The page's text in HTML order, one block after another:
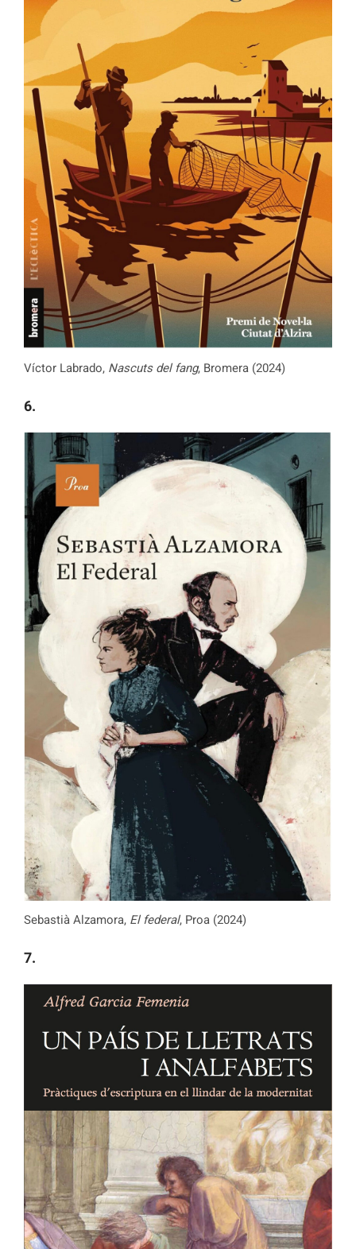
Víctor Labrado, Nascuts del fang, Bromera (2024)
6.
Sebastià Alzamora, El federal, Proa (2024)
7.